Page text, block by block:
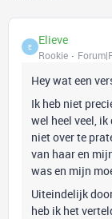
E Elieve
Rookie
Hey wat een
Ik heb niet
wel heel veel,
niet over te
van haar en
was en mijn
Uiteindelijk
heb ik het